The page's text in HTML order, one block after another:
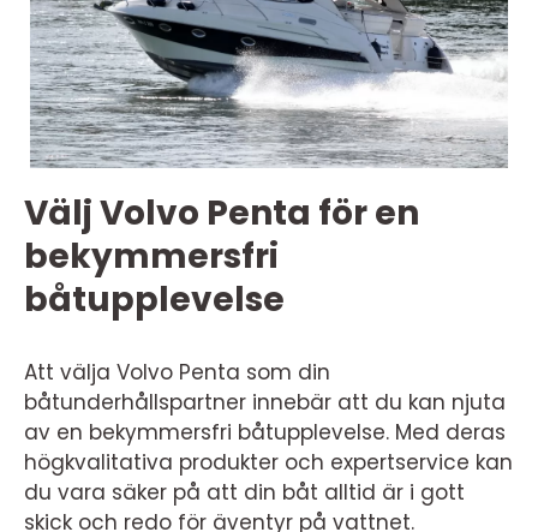
Välj Volvo Penta för en
bekymmersfri
båtupplevelse
Att välja Volvo Penta som din
båtunderhållspartner innebär att du kan njuta
av en bekymmersfri båtupplevelse. Med deras
högkvalitativa produkter och expertservice kan
du vara säker på att din båt alltid är i gott
skick och redo för äventyr på vattnet.